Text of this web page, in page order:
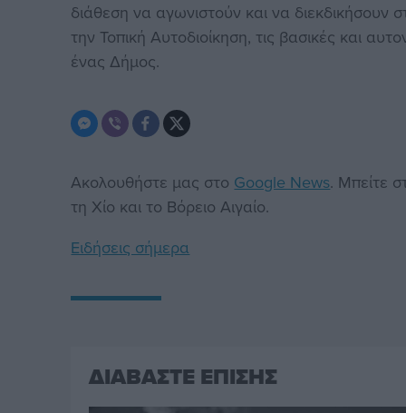
διάθεση να αγωνιστούν και να διεκδικήσουν
την Τοπική Αυτοδιοίκηση, τις βασικές και
ένας Δήμος.
Ακολουθήστε μας στο Google News. Μπείτε
τη Χίο και το Βόρειο Αιγαίο.
Ειδήσεις σήμερα
ΔΙΑΒΑΣΤΕ ΕΠΙΣΗΣ